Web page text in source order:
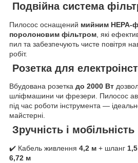
Подвійна система
Пилосос оснащений мийним HEPA-
поролоновим фільтром , які
пил та забезпечують чисте повітря
робіт.
Розетка для
Вбудована розетка до 2000 Вт
шліфмашини чи фрезери. Пилосос
під час роботи інструмента —
майстерні.
Зручність і мобільність
✔️ Кабель живлення 4,2 м + шланг
6,72 м